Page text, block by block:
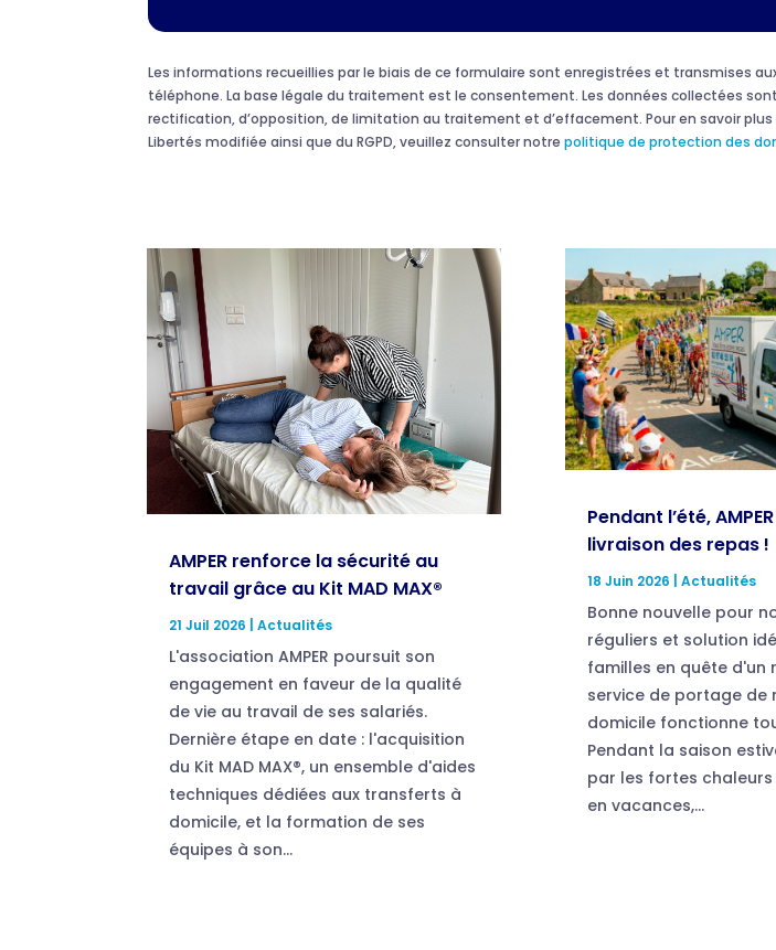
Les informations recueillies par le biais de ce formulaire sont enregistrées et transmises
téléphone. La base légale du traitement est le consentement. Les données collectées
rectification, d’opposition, de limitation au traitement et d’effacement. Pour en savoir
Libertés modifiée ainsi que du RGPD, veuillez consulter notrepolitique de protection des
AMPER renforce la sécurité au
travail grâce au Kit MAD MAX®
21 Juil 2026 |Actualités
L'association AMPER poursuit son
engagement en faveur de la qualité
de vie au travail de ses salariés.
Dernière étape en date : l'acquisition
du Kit MAD MAX®, un ensemble d'aides
techniques dédiées aux transferts à
domicile, et la formation de ses
équipes à son...
Pendant l’été,
livraison des repas !
18 Juin 2026 Actualités
Bonne nouvelle pour
réguliers et solution
familles en quête d'un
service de portage de
domicile fonctionne
Pendant la saison
par les fortes
en vacances,...